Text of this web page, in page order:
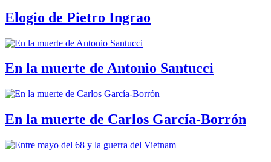
Elogio de Pietro Ingrao
En la muerte de Antonio Santucci
En la muerte de Carlos García-Borrón